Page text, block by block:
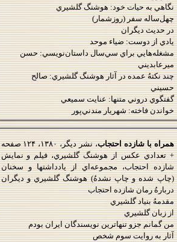
نگاهي به حيات خود:هوشنگ گلشيري
چهل‌ساله سفر (روزشمار)
در حديث ديگران
يادي از دوست: ضياء موحد
مشغله‌هايي براي سي‌سال داستان‌نويسي: حسن
ميرعابديني
چند نكتهُ عمده در آثارهوشنگ گلشيري: صالح
حسيني
گفتگوي دروني متنها: عنايت سميعي
خواندن فاخته: شهريار مندني‌پور
همراه با شازده احتجاب
، نشر ديگر، ۱۳۸۰، ۱۲۴ صفحه
+ تعدادي عكس از هوشنگ گلشيري، فيلم و نمايش
شازده احتجاب، مجموعه‌اي از يادداشتها و سخنان
(چاپ شده و چاپ نشدهُ)هوشنگ گلشيريو ديگران
دربارهُ رمان شازده احتجاب
مقدمهُ بنياد گلشيري
از زبان گلشيري
من گمانم جزو تنهاترين نويسندگان ايران بودم
آثار به روايت سوم شخص